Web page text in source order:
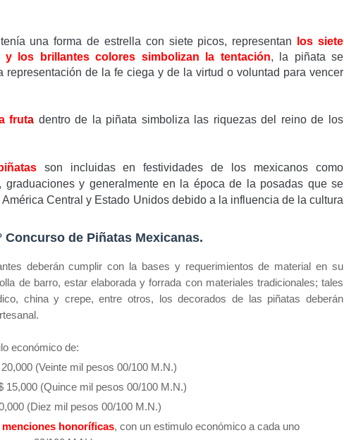
tenía una forma de estrella con siete picos, representan
los siete
y los brillantes colores simbolizan la tentación, la piñata se
representación de la fe ciega y de la virtud o voluntad para vencer
fruta dentro de la piñata simboliza las riquezas del reino de los
son incluidas en festividades de los mexicanos como
graduaciones y generalmente en la época de la posadas que se
Central y Estado Unidos debido a la influencia de la cultura
Concurso de Piñatas Mexicanas.
deberán cumplir con la bases y requerimientos de material en su
de barro, estar elaborada y forrada con materiales tradicionales; tales
china y crepe, entre otros, los decorados de las piñatas deberán
económico de:
(Veinte mil pesos 00/100 M.N.)
15,000 (Quince mil pesos 00/100 M.N.)
(Diez mil pesos 00/100 M.N.)
menciones honoríficas, con un estimulo económico a cada uno